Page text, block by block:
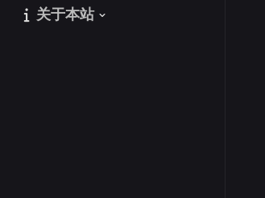
关于本站
关于本站